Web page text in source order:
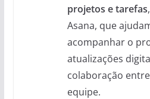
projetos e tarefas
Asana, que
acompanhar o
atualizações
colaboração
equipe.